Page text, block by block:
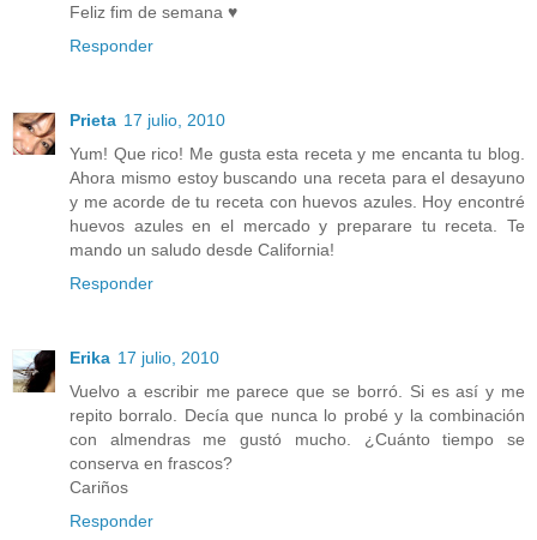
Feliz fim de semana ♥
Responder
Prieta 17 julio, 2010
Yum! Que rico! Me gusta esta receta y me encanta tu blog.
Ahora mismo estoy buscando una receta para el desayuno
y me acorde de tu receta con huevos azules. Hoy encontré
huevos azules en el mercado y preparare tu receta. Te
mando un saludo desde California!
Responder
Erika 17 julio, 2010
Vuelvo a escribir me parece que se borró. Si es así y me
repito borralo. Decía que nunca lo probé y la combinación
con almendras me gustó mucho. ¿Cuánto tiempo se
conserva en frascos?
Cariños
Responder